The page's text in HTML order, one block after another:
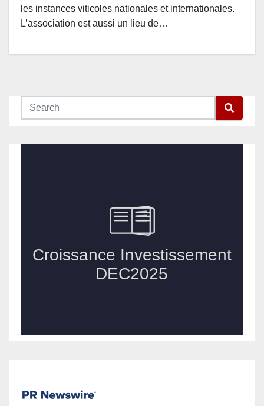
les instances viticoles nationales et internationales.
L’association est aussi un lieu de…